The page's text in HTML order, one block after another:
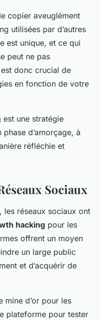
copier aveuglément
utilisées par d’autres
est unique, et ce qui
peut ne pas
donc crucial de
en fonction de votre
est une stratégie
d’amorçage, à
réfléchie et
Sociaux
les réseaux sociaux ont
hacking pour les
offrent un moyen
un large public
et d’acquérir de
mine d’or pour les
plateforme pour tester